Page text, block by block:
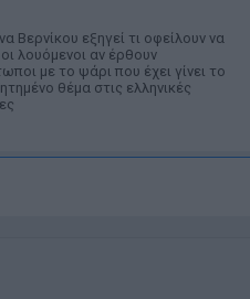
Βερνίκου εξηγεί τι οφείλουν να
λουόμενοι αν έρθουν
με το ψάρι που έχει γίνει το
θέμα στις ελληνικές